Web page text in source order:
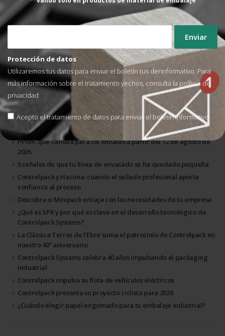
Protección de datos
Utilizaremos tus datos para enviar el boletín tus derinformativo. Para
más información sobre el tratamiento yechos, consulta la política de
privacidad
Acepto el tratamiento de datos para enviar el boletín informativo
parar...
Leer más
Buscar Publicaciones
PPWR: qué cambia para los envases a partir del 12 de agosto de
2026
5 señales de que tu línea de envasado se ha quedado pequeña
Controlpack y Hacona: cuando el sellado profesional aporta
confianza al proceso
Descubre si Minipack encaja con las necesidades de tu empresa
¿Qué es SPK y por qué es clave en el desarrollo tecnológico de
Controlpack Systems?
La Clàssica Terres de l’Ebre suma el patrocinio de Controlpack en
nuestro 40º aniversario
Controlpack Systems celebra 40 años impulsando el packaging
industrial
Controlpack impulsa su flota de vehículos eléctricos
Controlpack presenta su proyecto ciclista para 2026
¿Cuándo elegir papel engomado para tu embalaje industrial?